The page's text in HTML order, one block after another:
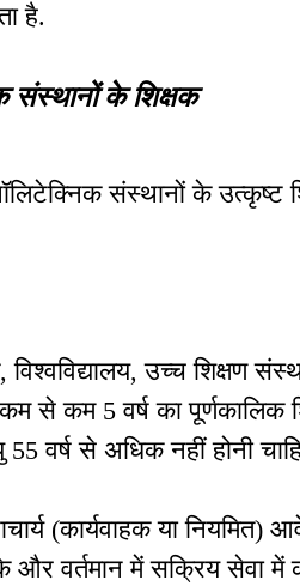
है.
संस्थानों के शिक्षक
संस्थानों के उत्कृष्ट
उच्च शिक्षण
कम से कम 5 वर्ष का
वर्ष से अधिक नहीं होनी
(कार्यवाहक या नियमित)
और वर्तमान में सक्रिय सेवा